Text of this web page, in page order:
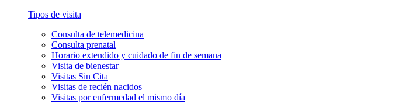
Tipos de visita
Consulta de telemedicina
Consulta prenatal
Horario extendido y cuidado de fin de semana
Visita de bienestar
Visitas Sin Cita
Visitas de recién nacidos
Visitas por enfermedad el mismo día